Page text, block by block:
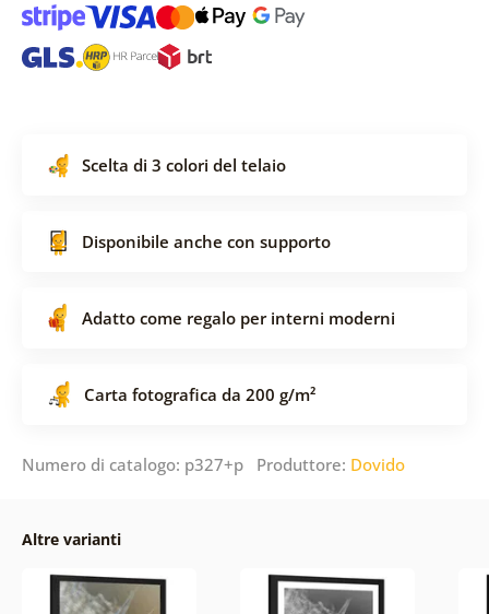
Scelta di 3 colori del telaio
Disponibile anche con supporto
Adatto come regalo per interni moderni
Carta fotografica da 200 g/m²
Numero di catalogo: p327+p Produttore: Dovido
Altre varianti